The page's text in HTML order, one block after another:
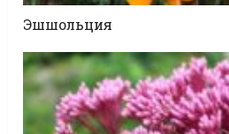
Эшшольция